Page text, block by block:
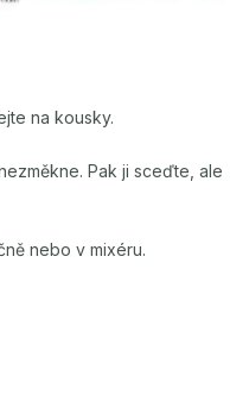
na kousky.
Pak ji sceďte, ale
nebo v mixéru.